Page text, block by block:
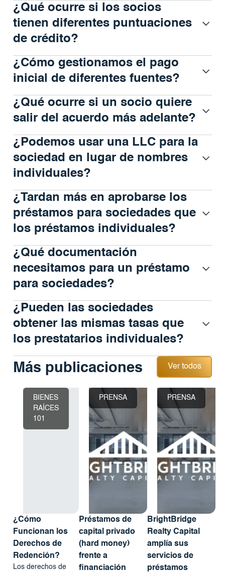
¿Qué ocurre si los socios
tienen diferentes puntuaciones
de crédito?
¿Cómo gestionamos el pago
inicial de diferentes fuentes?
¿Qué ocurre si un socio quiere
salir del acuerdo más adelante?
¿Podemos usar una LLC para la
sociedad en lugar de nombres
individuales?
¿Tardan más en aprobarse los
préstamos para sociedades que
los préstamos individuales?
¿Qué documentación
necesitamos para un préstamo
para sociedades?
¿Pueden las sociedades
obtener las mismas tasas que
los prestatarios individuales?
Más publicaciones
Ver todos
Ver todos
BIENES
RAÍCES
101
¿Cómo
Funcionan los
Derechos de
Redención?
Los derechos de
PRENSA
Préstamos de
capital privado
(hard money)
frente a
financiación
PRENSA
BrightBridge
Realty Capital
amplía sus
servicios de
préstamos